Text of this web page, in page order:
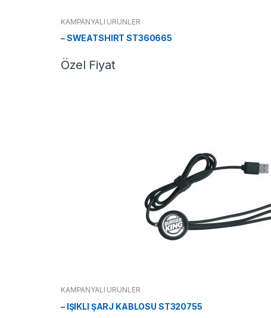
KAMPANYALI ÜRÜNLER
– SWEATSHIRT ST360665
Özel Fiyat
KAMPANYALI ÜRÜNLER
– IŞIKLI ŞARJ KABLOSU ST320755